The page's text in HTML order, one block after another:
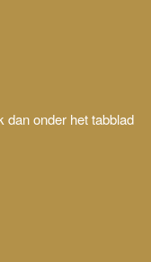
onder het tabblad